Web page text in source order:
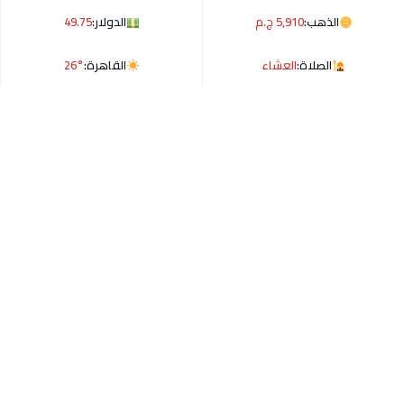
الذهب:5,910 ج.م الدولار:49.75
الصلاة:العشاء القاهرة:26°